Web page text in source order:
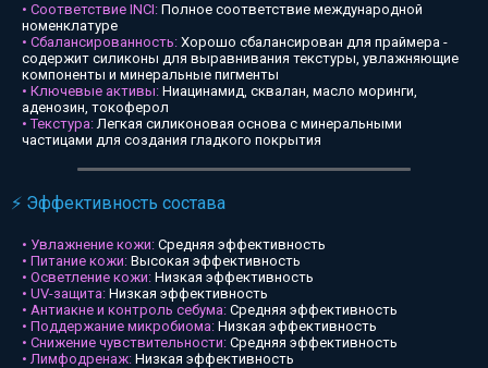
• Соответствие INCI: Полное соответствие международной
номенклатуре
• Сбалансированность: Хорошо сбалансирован для праймера -
содержит силиконы для выравнивания текстуры, увлажняющие
компоненты и минеральные пигменты
• Ключевые активы: Ниацинамид, сквалан, масло моринги,
аденозин, токоферол
• Текстура:Легкая силиконовая основа с минеральными
частицами для создания гладкого покрытия
⚡ Эффективность состава
• Увлажнение кожи: Средняя эффективность
• Питание кожи: Высокая эффективность
• Осветление кожи: Низкая эффективность
• UV-защита: Низкая эффективность
• Антиакне и контроль себума: Средняя эффективность
• Поддержание микробиома: Низкая эффективность
• Снижение чувствительности: Средняя эффективность
• Лимфодренаж: Низкая эффективность